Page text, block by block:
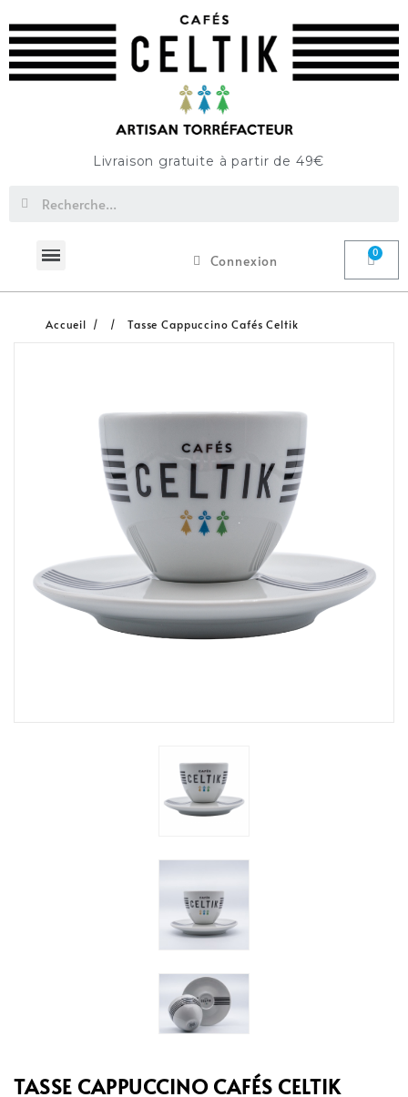
Livraison gratuite à partir de 49€
Connexion
Accueil Tasse Cappuccino Cafés Celtik
TASSE CAPPUCCINO CAFÉS CELTIK